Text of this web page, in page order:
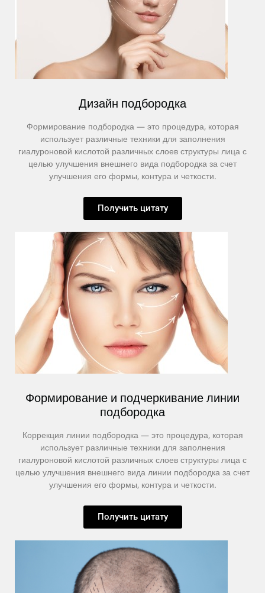
Дизайн подбородка
Формирование подбородка — это процедура, которая
использует различные техники для заполнения
гиалуроновой кислотой различных слоев структуры лица с
целью улучшения внешнего вида подбородка за счет
улучшения его формы, контура и четкости.
Получить цитату
Формирование и подчеркивание линии
подбородка
Коррекция линии подбородка — это процедура, которая
использует различные техники для заполнения
гиалуроновой кислотой различных слоев структуры лица с
целью улучшения внешнего вида линии подбородка за счет
улучшения его формы, контура и четкости.
Получить цитату